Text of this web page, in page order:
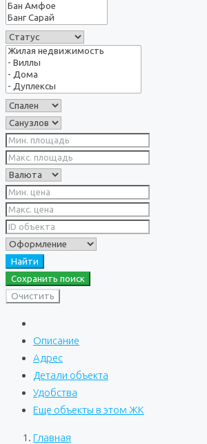
Найти
Сохранить поиск
Очистить
Описание
Адрес
Детали объекта
Удобства
Еще объекты в этом ЖК
Главная